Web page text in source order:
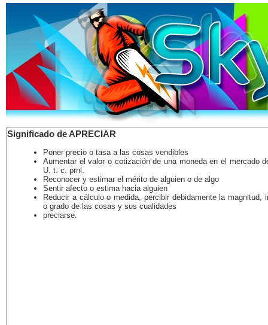
Significado de APRECIAR
Poner precio o tasa a las cosas vendibles
Aumentar el valor o cotización de una moneda en el mercado
U. t. c. prnl.
Reconocer y estimar el mérito de alguien o de algo
Sentir afecto o estima hacia alguien
Reducir a cálculo o medida, percibir debidamente la magnitud,
o grado de las cosas y sus cualidades
preciarse.